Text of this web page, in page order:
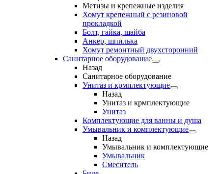
Метизы и крепежные изделия
Хомут крепежный с резиновой
прокладкой
Болт, гайка, шайба
Анкер, шпилька
Хомут ремонтный двухсторонний
Санитарное оборудование
Назад
Санитарное оборудование
Унитаз и крмплектующие
Назад
Унитаз и крмплектующие
Унитаз
Комплектующие для ванны и душа
Умывальник и комплектующие
Назад
Умывальник и комплектующие
Умывальник
Смеситель